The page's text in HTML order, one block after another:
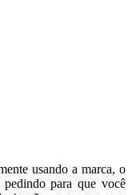
usando a marca, o
para que você